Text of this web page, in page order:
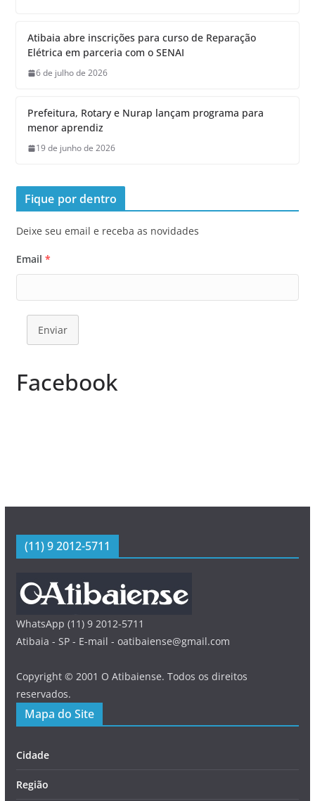
Atibaia abre inscrições para curso de Reparação
Elétrica em parceria com o SENAI
6 de julho de 2026
Prefeitura, Rotary e Nurap lançam programa para
menor aprendiz
19 de junho de 2026
Fique por dentro
Deixe seu email e receba as novidades
Email *
Enviar
Facebook
(11) 9 2012-5711
WhatsApp (11) 9 2012-5711
Atibaia - SP - E-mail - oatibaiense@gmail.com
Copyright © 2001 O Atibaiense. Todos os direitos
reservados.
Mapa do Site
Cidade
Região